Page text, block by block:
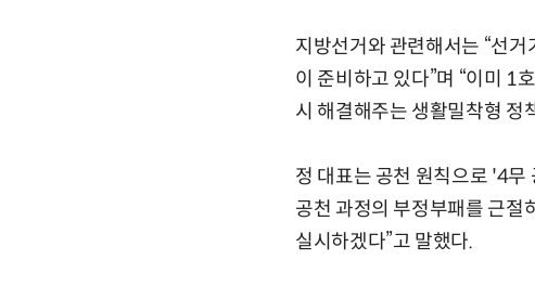
지방선거와 관련해서는 “선
이 준비하고 있다”며 “이미 1
시 해결해주는 생활밀착형 정
정 대표는 공천 원칙으로 '4무
공천 과정의 부정부패를 근절
실시하겠다”고 말했다.